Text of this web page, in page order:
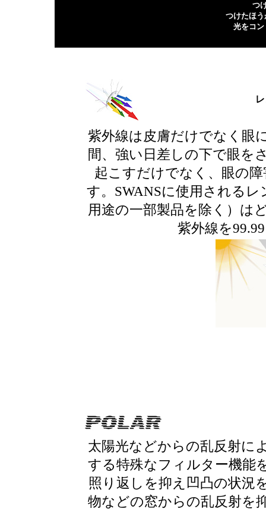
つ
つけたほ
光をコ
紫外線は皮膚だけでなく眼
間、強い日差しの下で眼を
起こすだけでなく、眼の
す。SWANSに使用される
用途の一部製品を除く）は
紫外線を
太陽光などからの乱反射に
する特殊なフィルター機能
照り返しを抑え凹凸の状況
物などの窓からの乱反射を